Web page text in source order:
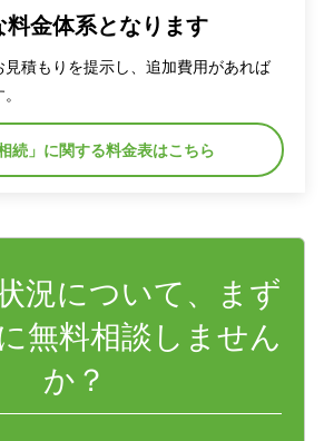
料金体系となります
積もりを提示し、追加費用があれば
続」に関する料金表はこちら
況について、まず
無料相談しません
か？